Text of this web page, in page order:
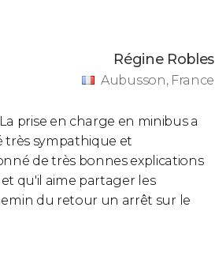
Régine Robles
Aubusson, France
prise en charge en minibus a
très sympathique et
de très bonnes explications
qu'il aime partager les
du retour un arrêt sur le